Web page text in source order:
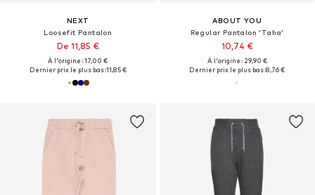
NEXT
Loosefit Pantalon
De 11,85 €
À l'origine : 17,00 €
Dernier prix le plus bas :11,85 €
ABOUT YOU
Regular Pantalon 'Taha'
10,74 €
À l'origine : 29,90 €
Dernier prix le plus bas :8,76 €